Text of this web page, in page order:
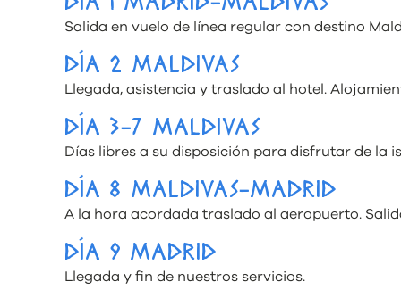
Salida en vuelo de línea regular con destino
DÍA 2 MALDIVAS
Llegada, asistencia y traslado al hotel.
DÍA 3-7 MALDIVAS
Días libres a su disposición para disfrutar de la
DÍA 8 MALDIVAS-MADRID
A la hora acordada traslado al aeropuerto.
DÍA 9 MADRID
Llegada y fin de nuestros servicios.